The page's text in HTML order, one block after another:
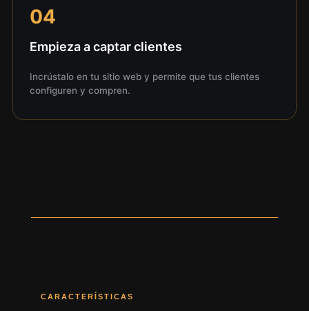
04
Empieza a captar clientes
Incrústalo en tu sitio web y permite que tus clientes
configuren y compren.
CARACTERÍSTICAS